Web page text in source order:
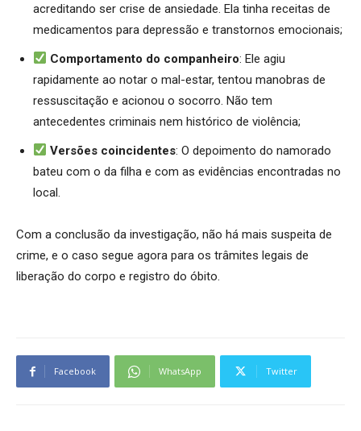
acreditando ser crise de ansiedade. Ela tinha receitas de
medicamentos para depressão e transtornos emocionais;
Comportamento do companheiro: Ele agiu
rapidamente ao notar o mal-estar, tentou manobras de
ressuscitação e acionou o socorro. Não tem
antecedentes criminais nem histórico de violência;
Versões coincidentes: O depoimento do namorado
bateu com o da filha e com as evidências encontradas no
local.
Com a conclusão da investigação, não há mais suspeita de
crime, e o caso segue agora para os trâmites legais de
liberação do corpo e registro do óbito.
Facebook WhatsApp Twitter